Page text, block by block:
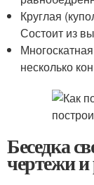
Круглая
Состоит из
несколько
Беседка
чертежи